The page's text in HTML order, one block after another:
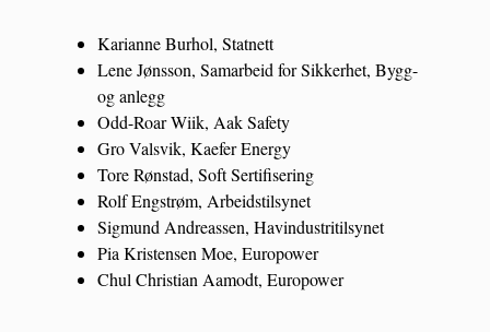
Karianne Burhol, Statnett
Lene Jønsson, Samarbeid for Sikkerhet, Bygg-
og anlegg
Odd-Roar Wiik, Aak Safety
Gro Valsvik, Kaefer Energy
Tore Rønstad, Soft Sertifisering
Rolf Engstrøm, Arbeidstilsynet
Sigmund Andreassen, Havindustritilsynet
Pia Kristensen Moe, Europower
Chul Christian Aamodt, Europower